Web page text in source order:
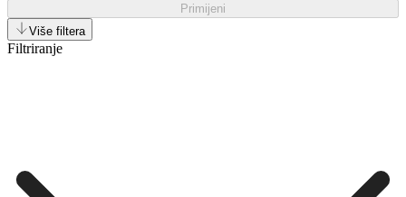
Primijeni
Više filtera
Filtriranje